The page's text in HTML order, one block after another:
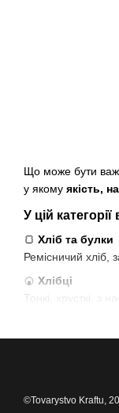
Що може бути
у якому якість,
У цій
🍞 Хліб та булки
Ремісничий хліб,
🍘 Хлібці
Тонкі, хрусткі, з
Мюслі, каші,
🌾Крупи та
©Tovarystvo Kraftu,